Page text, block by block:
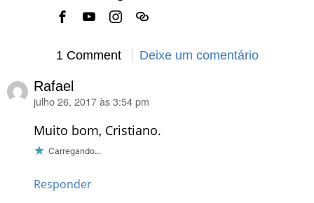
1 Comment Deixe um comentário
Rafael
disse:
julho 26, 2017 às 3:54 pm
Muito bom, Cristiano.
Carregando...
Responder